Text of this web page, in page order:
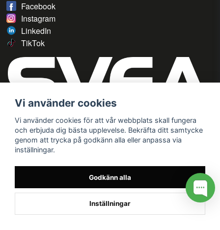
Facebook
Instagram
LinkedIn
TikTok
Vi använder cookies
Vi använder cookies för att vår webbplats skall fungera
och erbjuda dig bästa upplevelse. Bekräfta ditt samtycke
genom att trycka på godkänn alla eller anpassa via
inställningar.
Godkänn alla
Inställningar